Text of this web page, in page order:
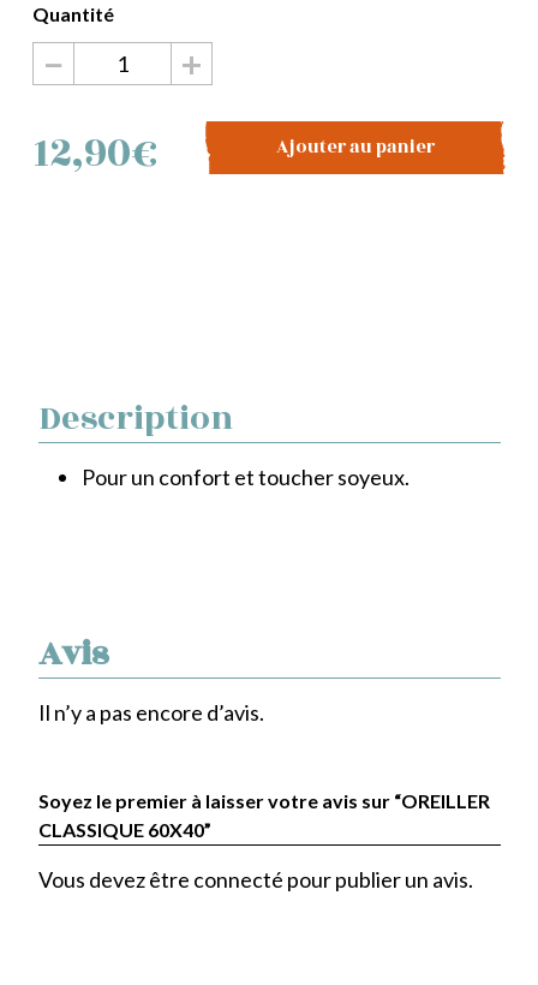
quantité
de
CLASSIQUE
− +
12,90€ Ajouter au panier
Avis
Il n’y a pas encore d’avis.
Soyez le premier à laisser votre avis sur “OREILLER
CLASSIQUE 60X40”
Vous devez être connecté pour publier un avis.
Description
Pour un confort et toucher soyeux.